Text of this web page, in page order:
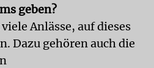
geben?
Anlässe, auf dieses
Dazu gehören auch die